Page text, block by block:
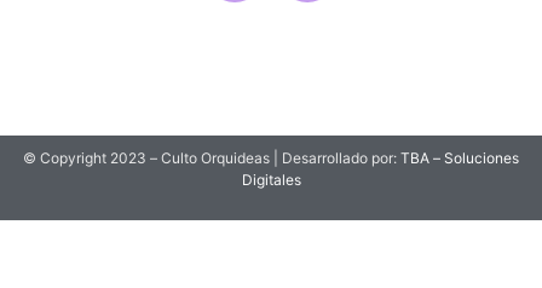
© Copyright 2023 – Culto Orquideas | Desarrollado por: TBA – Soluciones
Digitales